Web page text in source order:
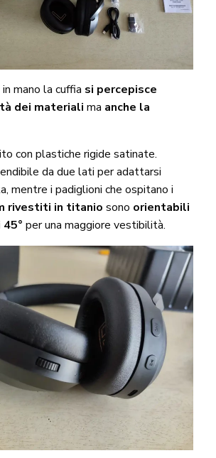
mano la cuffia si percepisce
dei materiali ma anche la
con plastiche rigide satinate.
da due lati per adattarsi
mentre i padiglioni che ospitano i
rivestiti in titanio sono orientabili
per una maggiore vestibilità.